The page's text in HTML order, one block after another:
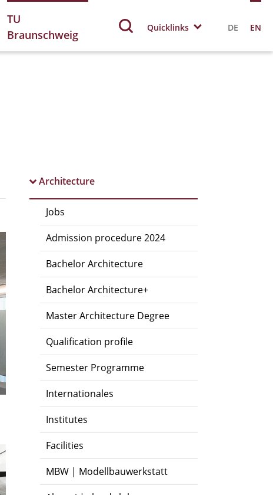
TU
Braunschweig
Quicklinks DE EN
Architecture
Jobs
Admission procedure 2024
Bachelor Architecture
Bachelor Architecture+
Master Architecture Degree
Qualification profile
Semester Programme
Internationales
Institutes
Facilities
MBW | Modellbauwerkstatt